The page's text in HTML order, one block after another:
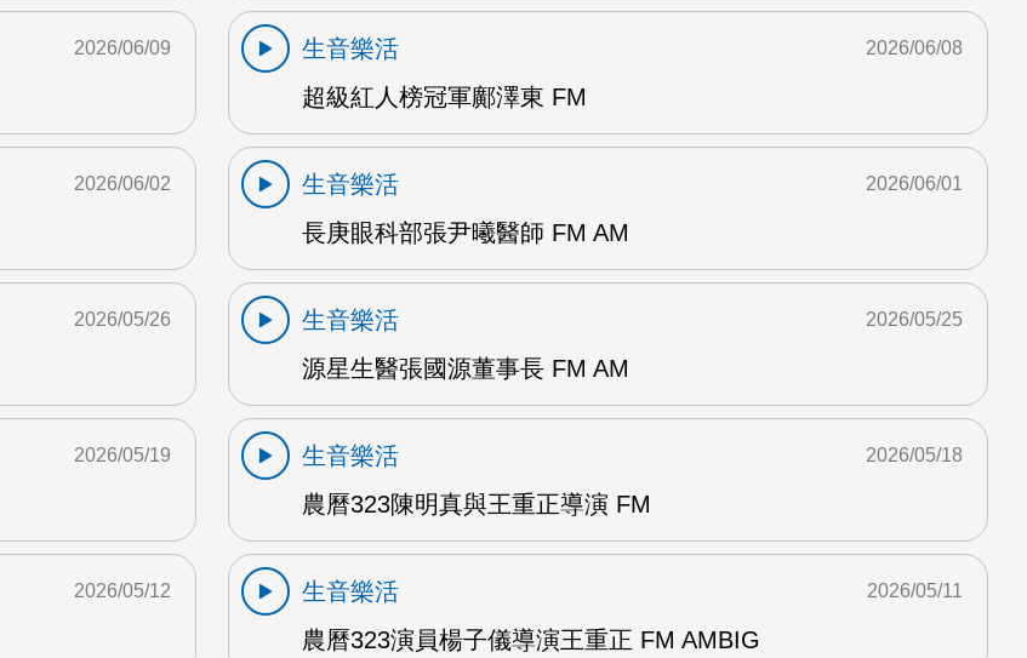
2026/06/09
生音樂活
超級紅人榜冠軍鄺澤東 FM
2026/06/08
2026/06/02
生音樂活
長庚眼科部張尹曦醫師 FM AM
2026/06/01
2026/05/26
生音樂活
源星生醫張國源董事長 FM AM
2026/05/25
2026/05/19
生音樂活
農曆323陳明真與王重正導演 FM
2026/05/18
2026/05/12
生音樂活
農曆323演員楊子儀導演王重正 FM AMBIG
2026/05/11